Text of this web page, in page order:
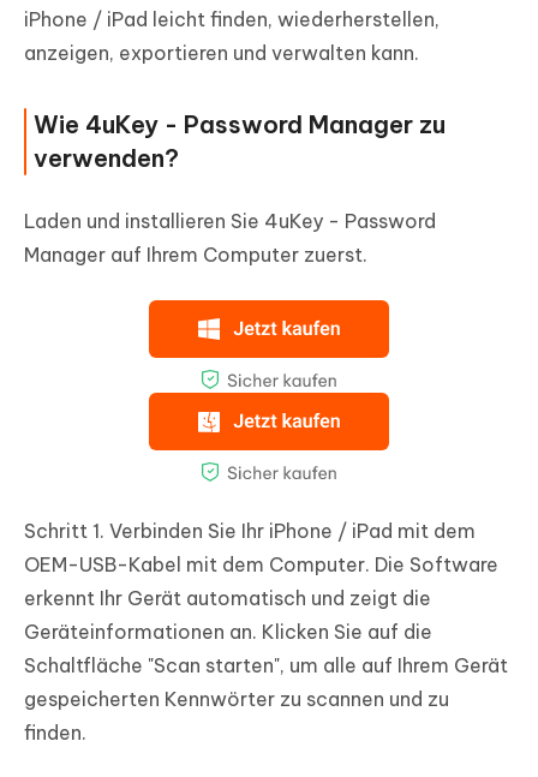
iPhone / iPad leicht finden, wiederherstellen,
anzeigen, exportieren und verwalten kann.
Wie 4uKey - Password Manager zu
verwenden?
Laden und installieren Sie 4uKey - Password
Manager auf Ihrem Computer zuerst.
Schritt 1. Verbinden Sie Ihr iPhone / iPad mit dem
OEM-USB-Kabel mit dem Computer. Die Software
erkennt Ihr Gerät automatisch und zeigt die
Geräteinformationen an. Klicken Sie auf die
Schaltfläche "Scan starten", um alle auf Ihrem Gerät
gespeicherten Kennwörter zu scannen und zu
finden.